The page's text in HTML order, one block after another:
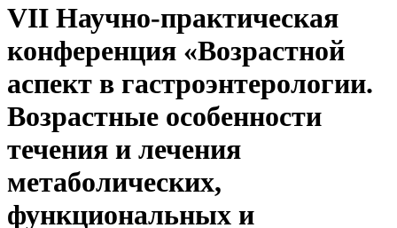
VII Научно-практическая
конференция «Возрастной
аспект в гастроэнтерологии.
Возрастные особенности
течения и лечения
метаболических,
функциональных и